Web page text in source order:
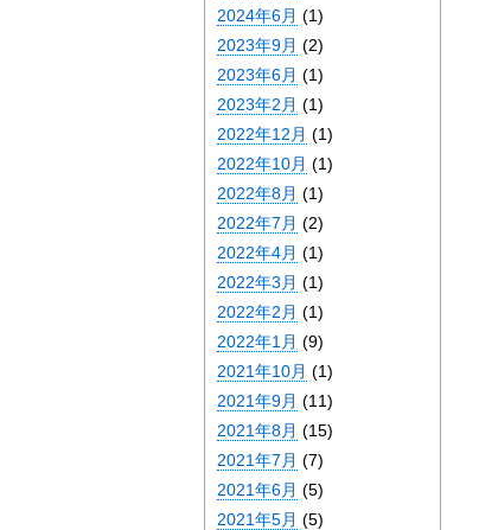
2024年6月 (1)
2023年9月 (2)
2023年6月 (1)
2023年2月 (1)
2022年12月 (1)
2022年10月 (1)
2022年8月 (1)
2022年7月 (2)
2022年4月 (1)
2022年3月 (1)
2022年2月 (1)
2022年1月 (9)
2021年10月 (1)
2021年9月 (11)
2021年8月 (15)
2021年7月 (7)
2021年6月 (5)
2021年5月 (5)